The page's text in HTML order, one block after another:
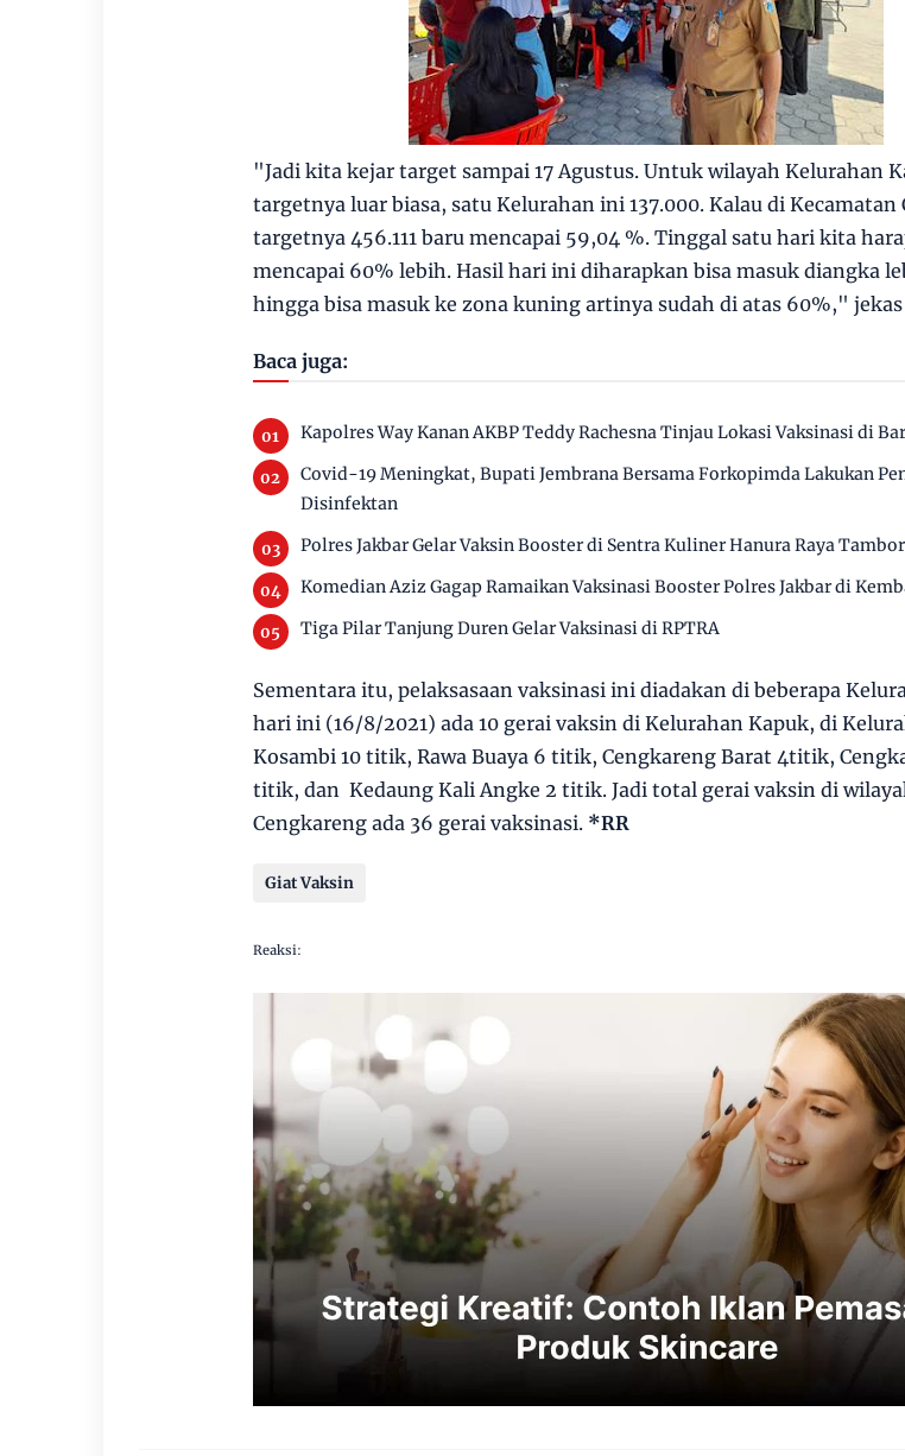
"Jadi kita kejar target sampai 17 Agustus. Untuk wilayah Kelurahan
targetnya luar biasa, satu Kelurahan ini 137.000. Kalau di Kecamatan
targetnya 456.111 baru mencapai 59,04 %. Tinggal satu hari kita
mencapai 60% lebih. Hasil hari ini diharapkan bisa masuk diangka
hingga bisa masuk ke zona kuning artinya sudah di atas 60%,"
Baca juga:
Kapolres Way Kanan AKBP Teddy Rachesna Tinjau Lokasi Vaksinasi di
Covid-19 Meningkat, Bupati Jembrana Bersama Forkopimda Lakukan
Disinfektan
Polres Jakbar Gelar Vaksin Booster di Sentra Kuliner Hanura Raya
Komedian Aziz Gagap Ramaikan Vaksinasi Booster Polres Jakbar di
Tiga Pilar Tanjung Duren Gelar Vaksinasi di RPTRA
Sementara itu, pelaksasaan vaksinasi ini diadakan di beberapa
hari ini (16/8/2021) ada 10 gerai vaksin di Kelurahan Kapuk, di
Kosambi 10 titik, Rawa Buaya 6 titik, Cengkareng Barat 4titik,
titik, dan Kedaung Kali Angke 2 titik. Jadi total gerai vaksin di
Cengkareng ada 36 gerai vaksinasi. *RR
Giat Vaksin
Reaksi: